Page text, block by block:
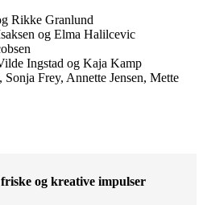
Rikke Granlund
og Elma Halilcevic
Ingstad og Kaja Kamp
Frey, Annette Jensen, Mette
og kreative impulser